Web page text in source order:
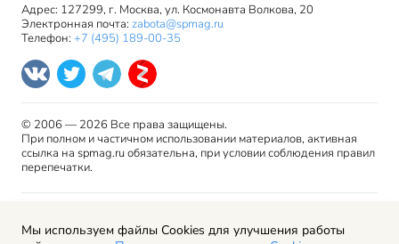
Адрес: 127299, г. Москва, ул. Космонавта Волкова, 20
Электронная почта: zabota@spmag.ru
Телефон: +7 (495) 189-00-35
© 2006 — 2026 Все права защищены.
При полном и частичном использовании материалов, активная
ссылка на spmag.ru обязательна, при условии соблюдения правил
перепечатки.
права
Мы используем файлы Cookies для улучшения работы